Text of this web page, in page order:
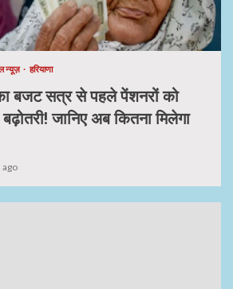
न्यूज़ हरियाणा
बजट सत्र से पहले पेंशनरों को
जानिए अब कितना मिलेगा